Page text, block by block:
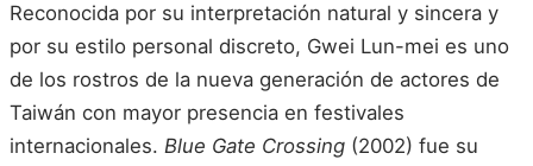
Reconocida por su interpretación natural y sincera y
por su estilo personal discreto, Gwei Lun-mei es uno
de los rostros de la nueva generación de actores de
Taiwán con mayor presencia en festivales
internacionales. Blue Gate Crossing (2002) fue su